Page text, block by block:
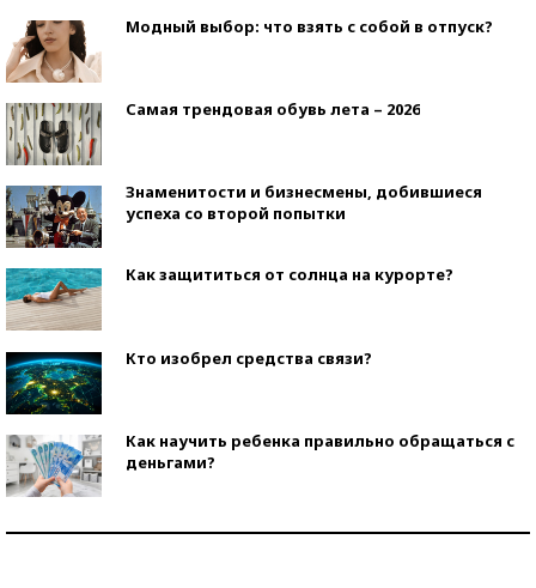
Модный выбор: что взять с собой в отпуск?
Самая трендовая обувь лета – 2026
Знаменитости и бизнесмены, добившиеся
успеха со второй попытки
Как защититься от солнца на курорте?
Кто изобрел средства связи?
Как научить ребенка правильно обращаться с
деньгами?